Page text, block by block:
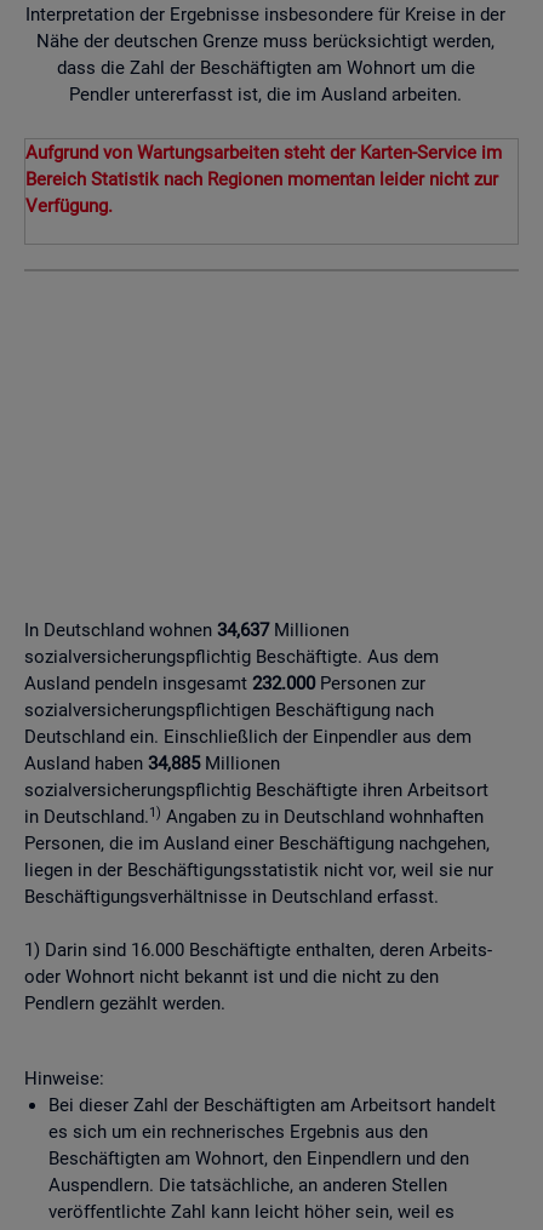
Interpretation der Ergebnisse insbesondere für Kreise in der
Nähe der deutschen Grenze muss berücksichtigt werden,
dass die Zahl der Beschäftigten am Wohnort um die
Pendler untererfasst ist, die im Ausland arbeiten.
Aufgrund von Wartungsarbeiten steht der Karten-Service im
Bereich Statistik nach Regionen momentan leider nicht zur
Verfügung.
In Deutschland wohnen 34,637Millionen
sozialversicherungspflichtig Beschäftigte. Aus dem
Ausland pendeln insgesamt 232.000Personen zur
sozialversicherungspflichtigen Beschäftigung nach
Deutschland ein. Einschließlich der Einpendler aus dem
Ausland haben 34,885Millionen
sozialversicherungspflichtig Beschäftigte ihren Arbeitsort
in Deutschland.1) Angaben zu in Deutschland wohnhaften
Personen, die im Ausland einer Beschäftigung nachgehen,
liegen in der Beschäftigungsstatistik nicht vor, weil sie nur
Beschäftigungsverhältnisse in Deutschland erfasst.
1) Darin sind 16.000 Beschäftigte enthalten, deren Arbeits-
oder Wohnort nicht bekannt ist und die nicht zu den
Pendlern gezählt werden.
Hinweise:
Bei dieser Zahl der Beschäftigten am Arbeitsort handelt
es sich um ein rechnerisches Ergebnis aus den
Beschäftigten am Wohnort, den Einpendlern und den
Auspendlern. Die tatsächliche, an anderen Stellen
veröffentlichte Zahl kann leicht höher sein, weil es